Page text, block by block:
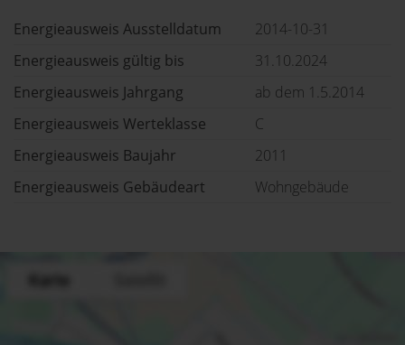
Energieausweis Ausstelldatum
2014-10-31
Energieausweis gültig bis
31.10.2024
Energieausweis Jahrgang
ab dem 1.5.2014
Energieausweis Werteklasse
C
Energieausweis Baujahr
2011
Energieausweis Gebäudeart
Wohngebäude